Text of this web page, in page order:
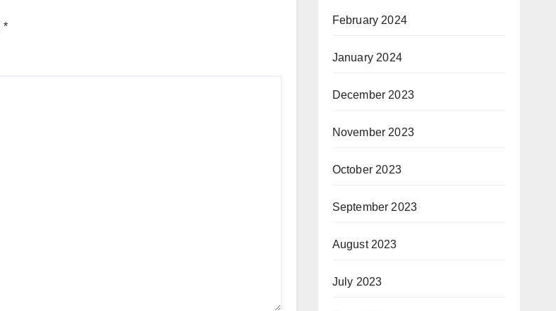
*
February 2024
January 2024
December 2023
November 2023
October 2023
September 2023
August 2023
July 2023